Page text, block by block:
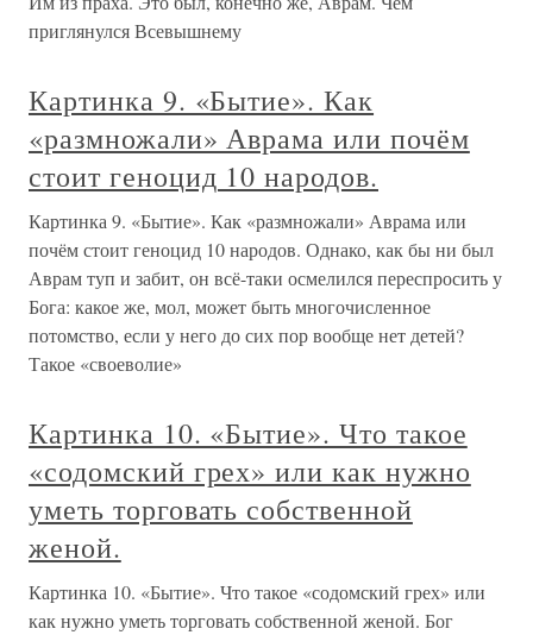
приглянулся Всевышнему
Картинка 9. «Бытие». Как
«размножали» Аврама или почём
стоит геноцид 10 народов.
Картинка 9. «Бытие». Как «размножали» Аврама или
почём стоит геноцид 10 народов. Однако, как бы ни был
Аврам туп и забит, он всё-таки осмелился переспросить у
Бога: какое же, мол, может быть многочисленное
потомство, если у него до сих пор вообще нет детей?
Такое «своеволие»
Картинка 10. «Бытие». Что такое
«содомский грех» или как нужно
уметь торговать собственной
женой.
Картинка 10. «Бытие». Что такое «содомский грех» или
как нужно уметь торговать собственной женой. Бог